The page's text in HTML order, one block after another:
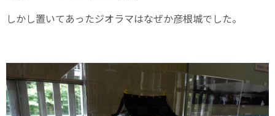
しかし置いてあったジオラマはなぜか彦根城でした。